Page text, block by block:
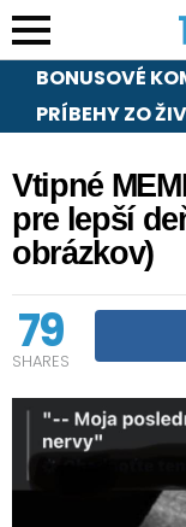
Menu
BONUSOVÉ
PRÍBEHY ZO
Vtipné
pre lepší
obrázkov)
79
SHARES